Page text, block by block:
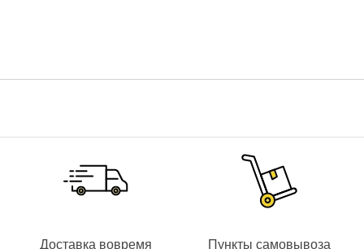
Доставка вовремя Пункты самовывоза